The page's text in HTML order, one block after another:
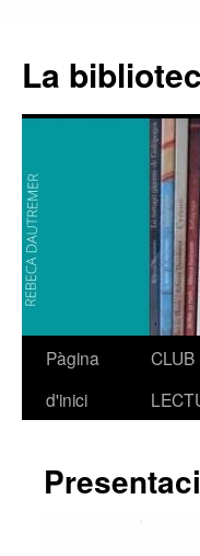
La
Vés
Pàgina
d'inici
CLUB